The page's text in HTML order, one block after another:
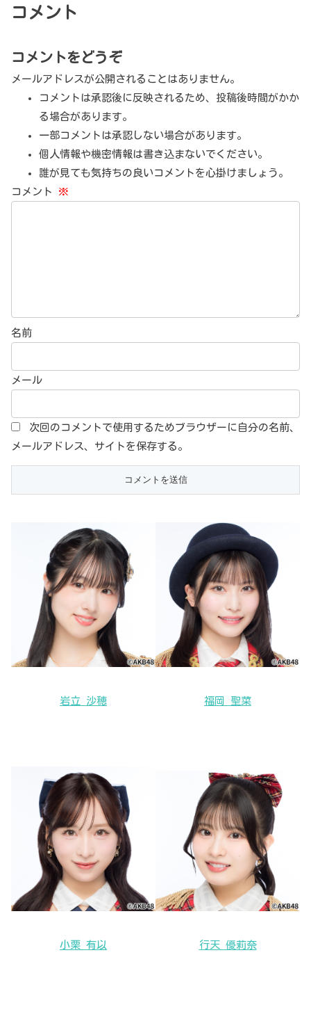
コメント
コメントをどうぞ
メールアドレスが公開されることはありません。
コメントは承認後に反映されるため、投稿後時間がかか
る場合があります。
一部コメントは承認しない場合があります。
個人情報や機密情報は書き込まないでください。
誰が見ても気持ちの良いコメントを心掛けましょう。
コメント ※
名前
メール
次回のコメントで使用するためブラウザーに自分の名前、
メールアドレス、サイトを保存する。
岩立 沙穂 福岡 聖菜
小栗 有以 行天 優莉奈